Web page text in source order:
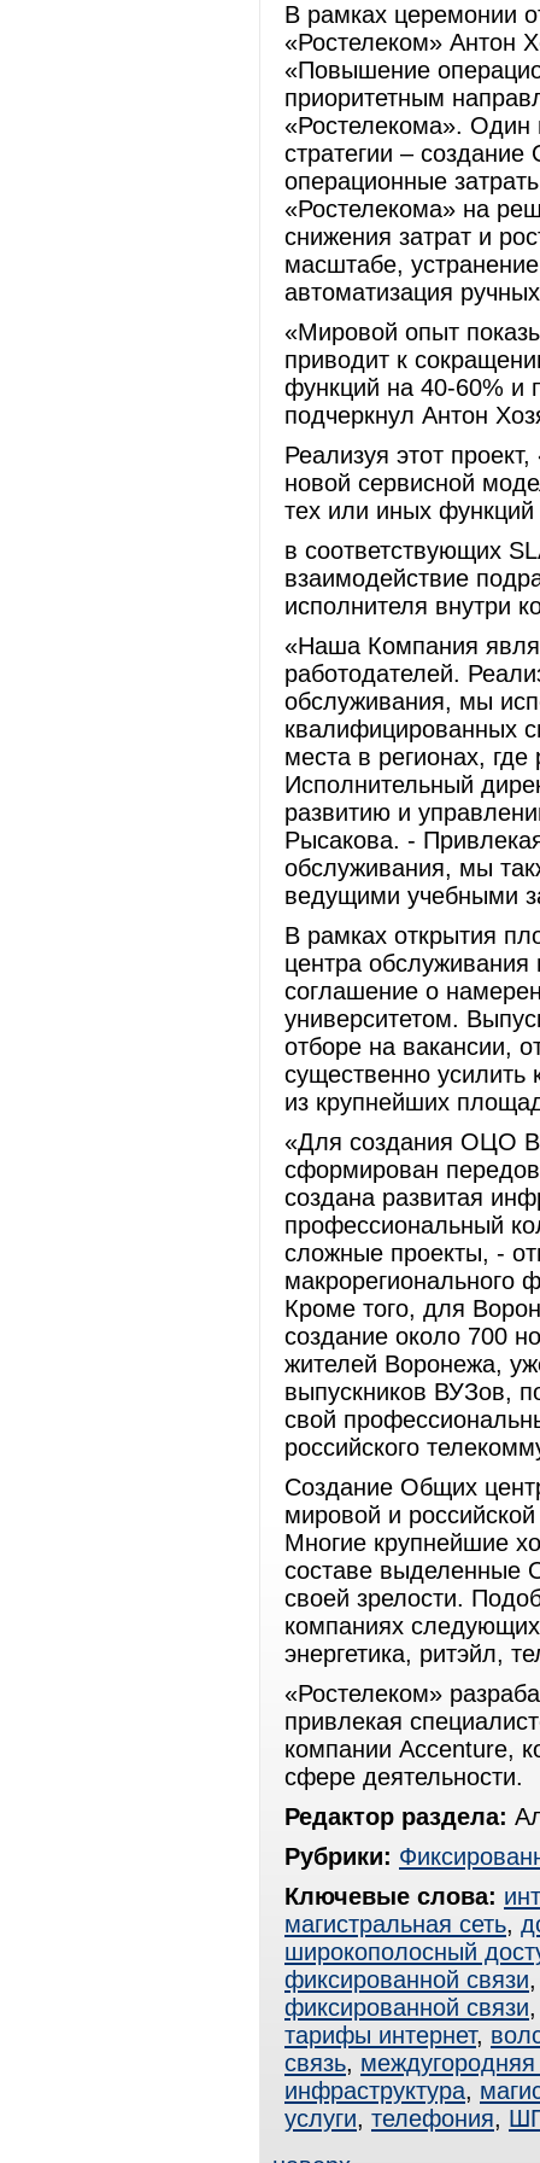
В рамках церемонии
«Ростелеком» Антон
«Повышение
приоритетным
«Ростелекома». Один
стратегии –
операционные
«Ростелекома» на
снижения затрат и
масштабе,
автоматизация
«Мировой опыт
приводит к
функций на 40-60% и
подчеркнул Антон
Реализуя этот
новой сервисной
тех или иных
в соответствующих
взаимодействие
исполнителя внутри
«Наша Компания
работодателей.
обслуживания, мы
квалифицированных
места в регионах,
Исполнительный
развитию и
Рысакова. -
обслуживания, мы
ведущими учебными
В рамках открытия
центра
соглашение о
университетом.
отборе на вакансии,
существенно усилить
из крупнейших
«Для создания ОЦО
сформирован
создана развитая
профессиональный
сложные проекты, -
макрорегионального
Кроме того, для
создание около 700
жителей Воронежа,
выпускников ВУЗов,
свой
российского
Создание Общих
мировой и
Многие крупнейшие
составе выделенные
своей зрелости.
компаниях
энергетика, ритэйл,
«Ростелеком»
привлекая
компании Accenture,
сфере деятельности.
Редактор раздела:
Рубрики:
Ключевые слова:
магистральная сеть,
широкополосный
фиксированной связи
фиксированной связи
тарифы интернет,
связь, междугородняя
инфраструктура,
услуги, телефония,